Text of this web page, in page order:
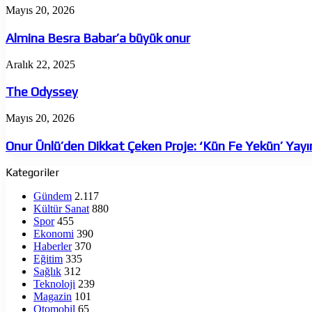
Almina
Babar’a
büyük
onur
Mayıs 20, 2026
Almina Besra Babar’a büyük onur
The
Aralık 22, 2025
The Odyssey
Onur
Dikkat
Çeken
Proje:
‘Kün
Yekün’
Yayında
Mayıs 20, 2026
Onur Ünlü’den Dikkat Çeken Proje: ‘Kün Fe Yekün’
Kategoriler
Gündem 2.117
Kültür Sanat 880
Spor 455
Ekonomi 390
Haberler 370
Eğitim 335
Sağlık 312
Teknoloji 239
Magazin 101
Otomobil 65